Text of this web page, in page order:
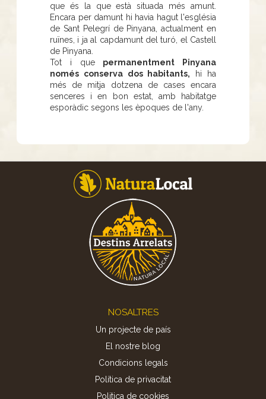
que és la que està situada més amunt.
Encara per damunt hi havia hagut l'església
de Sant Pelegrí de Pinyana, actualment en
ruïnes, i ja al capdamunt del turó, el Castell
de Pinyana.
Tot i que permanentment Pinyana
només conserva dos habitants, hi ha
més de mitja dotzena de cases encara
senceres i en bon estat, amb habitatge
esporàdic segons les èpoques de l'any.
NOSALTRES
Un projecte de país
El nostre blog
Condicions legals
Política de privacitat
Politica de cookies